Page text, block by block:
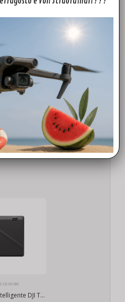
Obiettivo DJI Zenmuse X7 DL 35mm F2.8 LS ASPH
al carrello
Batteria Intelligente DJI TB51